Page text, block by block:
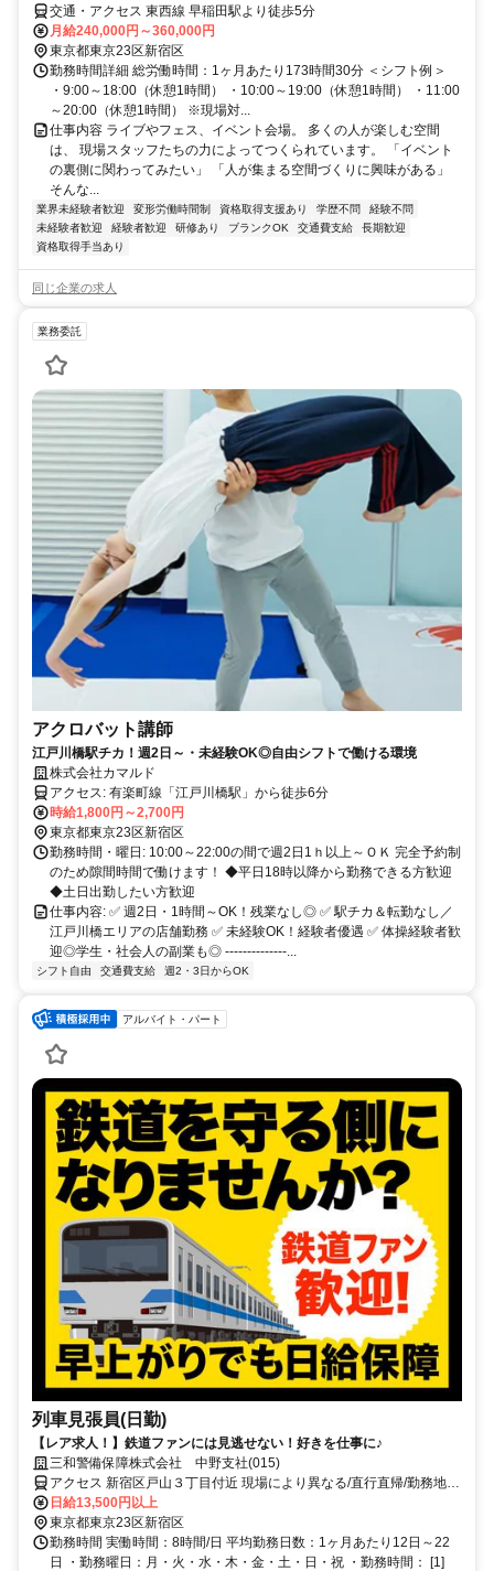
交通・アクセス 東西線 早稲田駅より徒歩5分
月給240,000円～360,000円
東京都東京23区新宿区
勤務時間詳細 総労働時間：1ヶ月あたり173時間30分 ＜シフト例＞
・9:00～18:00（休憩1時間） ・10:00～19:00（休憩1時間） ・11:00
～20:00（休憩1時間） ※現場対...
仕事内容 ライブやフェス、イベント会場。 多くの人が楽しむ空間
は、 現場スタッフたちの力によってつくられています。 「イベント
の裏側に関わってみたい」 「人が集まる空間づくりに興味がある」
そんな...
業界未経験者歓迎 変形労働時間制 資格取得支援あり 学歴不問
経験不問
未経験者歓迎
経験者歓迎 研修あり ブランクOK 交通費支給
長期歓迎
資格取得手当あり
同じ企業の求人
業務委託
アクロバット講師
江戸川橋駅チカ！週2日～・未経験OK◎自由シフトで働ける環境
株式会社カマルド
アクセス: 有楽町線「江戸川橋駅」から徒歩6分
時給1,800円～2,700円
東京都東京23区新宿区
勤務時間・曜日: 10:00～22:00の間で週2日1ｈ以上～ＯＫ 完全予約制
のため隙間時間で働けます！ ◆平日18時以降から勤務できる方歓迎
◆土日出勤したい方歓迎
仕事内容: ✅ 週2日・1時間～OK！残業なし◎ ✅ 駅チカ＆転勤なし／
江戸川橋エリアの店舗勤務 ✅ 未経験OK！経験者優遇 ✅ 体操経験者歓
迎◎学生・社会人の副業も◎ --------------...
シフト自由 交通費支給 週2・3日からOK
アルバイト・パート
列車見張員(日勤)
【レア求人！】鉄道ファンには見逃せない！好きを仕事に♪
三和警備保障株式会社 中野支社(015)
アクセス 新宿区戸山３丁目付近 現場により異なる/直行直帰/勤務地相
談可 ■電話面接■来社不要■即日勤務
日給13,500円以上
東京都東京23区新宿区
勤務時間 実働時間：8時間/日 平均勤務日数：1ヶ月あたり12日～22
日 ・勤務曜日：月・火・水・木・金・土・日・祝 ・勤務時間： [1]